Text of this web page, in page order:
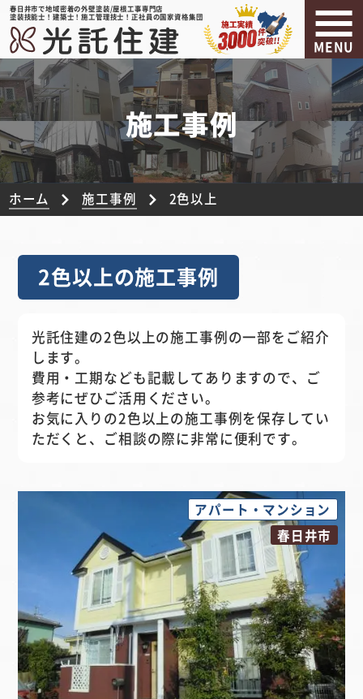
春日井市で地域密着の外壁塗装/屋根工事専門店
塗装技能士！建築士！施工管理技士！正社員の国家資格集団
MENU
施工事例
ホーム 施工事例 2色以上
2色以上の施工事例
光託住建の2色以上の施工事例の一部をご紹介
します。
費用・工期なども記載してありますので、ご
参考にぜひご活用ください。
お気に入りの2色以上の施工事例を保存してい
ただくと、ご相談の際に非常に便利です。
アパート・マンション
春日井市